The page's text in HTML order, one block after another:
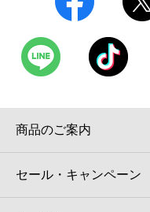
モバイルバッテリーシェ
モバイルWi-Fiバッテリー
パウダースペース ラブン
ソフトバンクギフト
商品のご案内
セール・キャンペーン